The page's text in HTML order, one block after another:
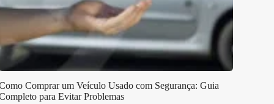
Comprar um Veículo Usado com Segurança: Guia
para Evitar Problemas